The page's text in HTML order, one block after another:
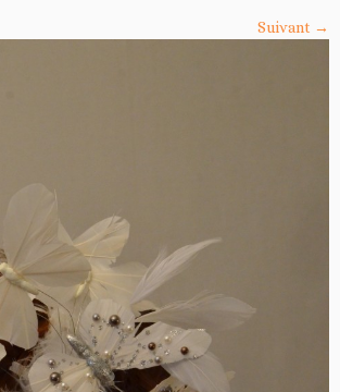
Suivant →